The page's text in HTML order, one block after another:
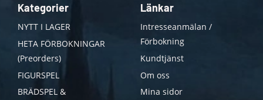
Kategorier
NYTT I LAGER
HETA FÖRBOKNINGAR
(Preorders)
FIGURSPEL
BRÄDSPEL &
Länkar
Intresseanmälan /
Förbokning
Kundtjänst
Om oss
Mina sidor